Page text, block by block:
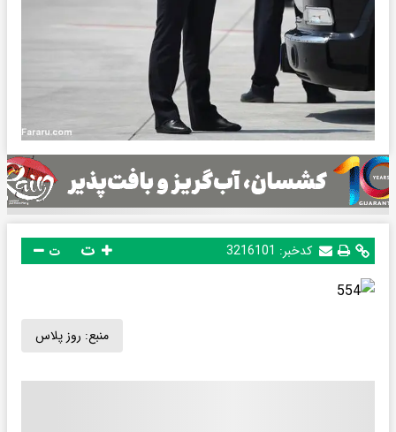
کدخبر: 3216101 ت
منبع: روز پلاس